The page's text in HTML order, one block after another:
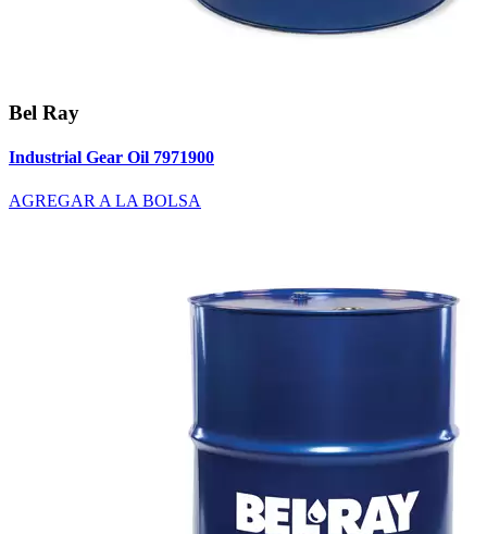
Bel Ray
Industrial Gear Oil 7971900
AGREGAR A LA BOLSA